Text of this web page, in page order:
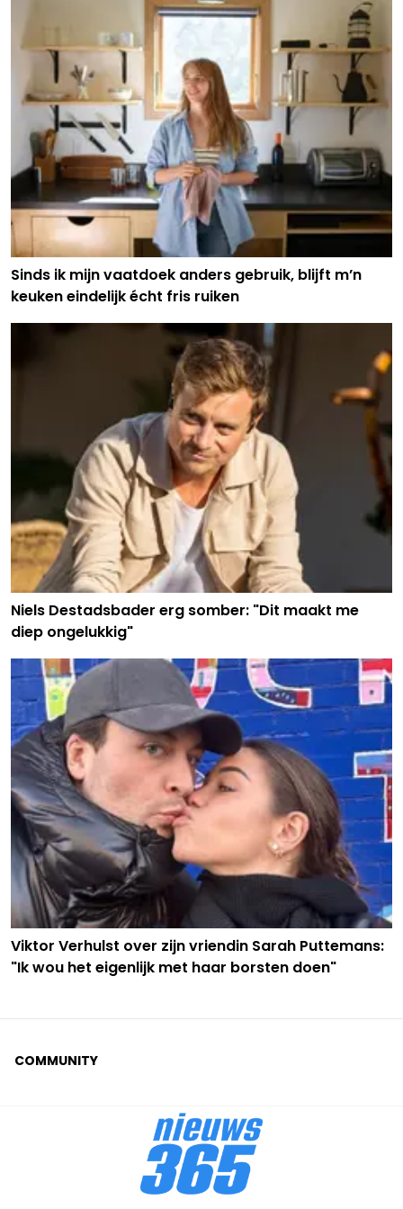
Sinds ik mijn vaatdoek anders gebruik, blijft m’n
keuken eindelijk écht fris ruiken
Niels Destadsbader erg somber: "Dit maakt me
diep ongelukkig"
Viktor Verhulst over zijn vriendin Sarah Puttemans:
"Ik wou het eigenlijk met haar borsten doen"
COMMUNITY